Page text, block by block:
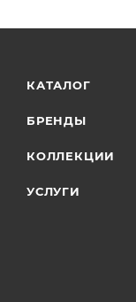
КАТАЛОГ
БРЕНДЫ
КОЛЛЕКЦИИ
УСЛУГИ